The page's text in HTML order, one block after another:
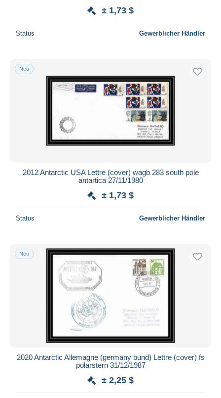
± 1,73 $
Status Gewerblicher Händler
Neu
2012 Antarctic USA Lettre (cover) wagb 283 south pole
antartica 27/11/1980
± 1,73 $
Status Gewerblicher Händler
Neu
2020 Antarctic Allemagne (germany bund) Lettre (cover) fs
polarstern 31/12/1987
± 2,25 $